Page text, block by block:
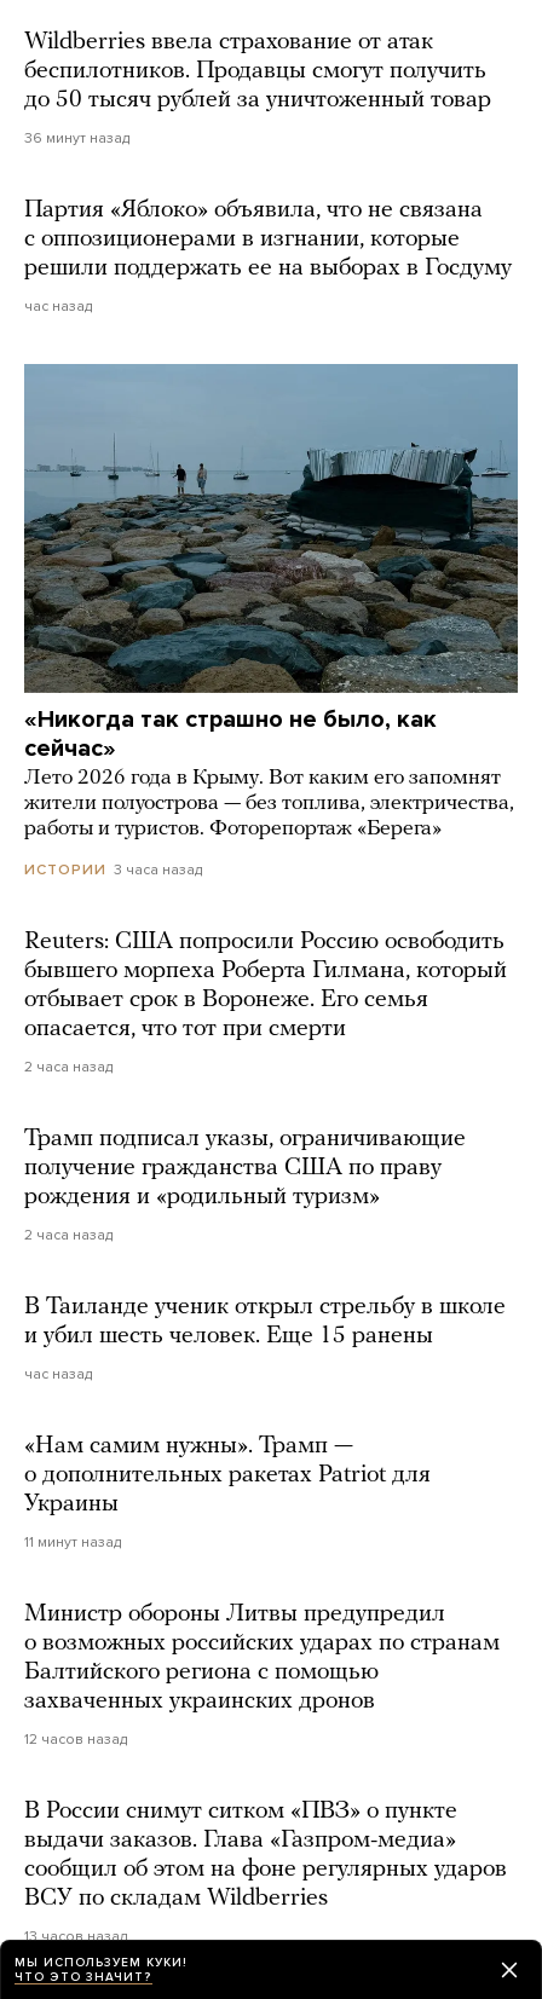
Wildberries ввела страхование от атак
беспилотников. Продавцы смогут получить
до 50 тысяч рублей за уничтоженный товар
36 минут назад
Партия «Яблоко» объявила, что не связана
с оппозиционерами в изгнании, которые
решили поддержать ее на выборах в Госдуму
час назад
«Никогда так страшно не было, как
сейчас»
Лето 2026 года в Крыму. Вот каким его запомнят
жители полуострова — без топлива, электричества,
работы и туристов. Фоторепортаж «Берега»
ИСТОРИИ 3 часа назад
Reuters: США попросили Россию освободить
бывшего морпеха Роберта Гилмана, который
отбывает срок в Воронеже. Его семья
опасается, что тот при смерти
2 часа назад
Трамп подписал указы, ограничивающие
получение гражданства США по праву
рождения и «родильный туризм»
2 часа назад
В Таиланде ученик открыл стрельбу в школе
и убил шесть человек. Еще 15 ранены
час назад
«Нам самим нужны». Трамп —
о дополнительных ракетах Patriot для
Украины
11 минут назад
Министр обороны Литвы предупредил
о возможных российских ударах по странам
Балтийского региона с помощью
захваченных украинских дронов
12 часов назад
В России снимут ситком «ПВЗ» о пункте
выдачи заказов. Глава «Газпром-медиа»
сообщил об этом на фоне регулярных ударов
ВСУ по складам Wildberries
13 часов назад
МЫ ИСПОЛЬЗУЕМ КУКИ!
ЧТО ЭТО ЗНАЧИТ?